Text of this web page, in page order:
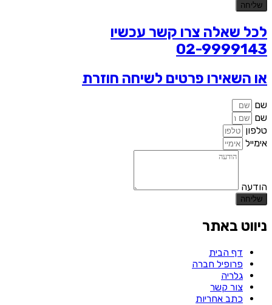
שליחה
לכל שאלה צרו קשר עכשיו
02-9999143
או השאירו פרטים לשיחה חוזרת
שם
שם
טלפון
אימייל
הודעה
שליחה
ניווט באתר
דף הבית
פרופיל חברה
גלריה
צור קשר
כתב אחריות